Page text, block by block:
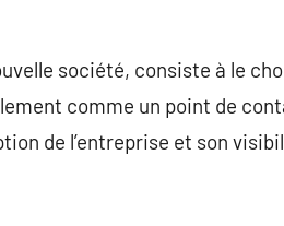
société, consiste à le
comme un point de
de l’entreprise et son